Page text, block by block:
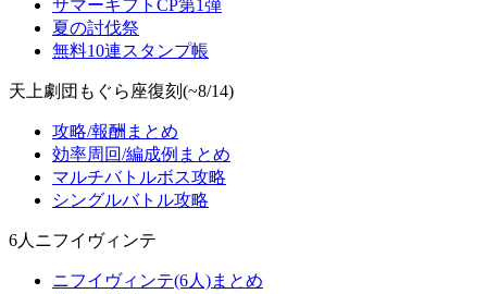
サマーギフトCP第1弾
夏の討伐祭
無料10連スタンプ帳
天上劇団もぐら座復刻(~8/14)
攻略/報酬まとめ
効率周回/編成例まとめ
マルチバトルボス攻略
シングルバトル攻略
6人ニフイヴィンテ
ニフイヴィンテ(6人)まとめ